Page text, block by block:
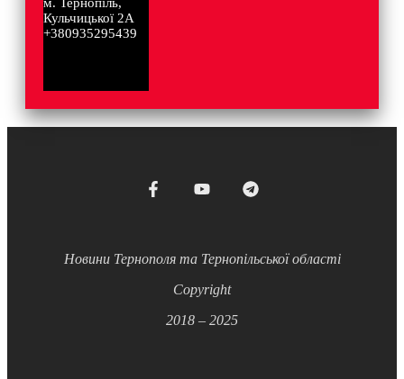
Кульчицької 2А
+380935295439
Новини Тернополя та Тернопільської області
Copyright
2018 – 2025